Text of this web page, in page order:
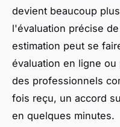
devient beaucoup
l'évaluation précise
estimation peut se
évaluation en ligne
des professionnels
fois reçu, un accord
en quelques minutes.